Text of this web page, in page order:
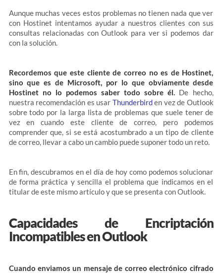
Aunque muchas veces estos problemas no tienen nada que ver
con Hostinet intentamos ayudar a nuestros clientes con sus
consultas relacionadas con Outlook para ver si podemos dar
con la solución.
Recordemos que este cliente de correo no es de Hostinet,
sino que es de Microsoft, por lo que obviamente desde
Hostinet no lo podemos saber todo sobre él. De hecho,
nuestra recomendación es usar Thunderbirden vez de Outlook
sobre todo por la larga lista de problemas que suele tener de
vez en cuando este cliente de correo, pero podemos
comprender que, si se está acostumbrado a un tipo de cliente
de correo, llevar a cabo un cambio puede suponer todo un reto.
En fin, descubramos en el día de hoy como podemos solucionar
de forma práctica y sencilla el problema que indicamos en el
titular de este mismo artículo y que se presenta con Outlook.
Capacidades de Encriptación
Incompatibles en Outlook
Cuando enviamos un mensaje de correo electrónico cifrado